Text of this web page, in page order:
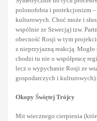
polonofobia i protekcjonizm
kulturowych. Choć może i
wspólnie ze Szwecją) tzw.
obecność Rosji w tym
z nieprzyjazną reakcją.
chodzi tu nie o współpracę
lecz o wypychanie Rosji ze
gospodarczych i kulturowych).
Okopy Świętej Trójcy
Mit wiecznego cierpienia